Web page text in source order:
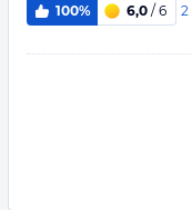
100% 6,0 / 6 2